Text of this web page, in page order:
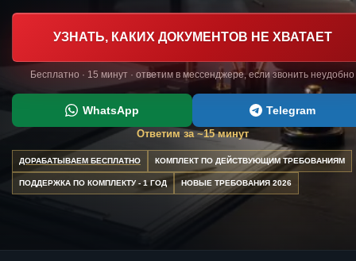
УЗНАТЬ, КАКИХ ДОКУМЕНТОВ НЕ ХВАТАЕТ
Бесплатно · 15 минут · ответим в мессенджере, если звонить неудобно
WhatsApp Telegram
Ответим за ~15 минут
ДОРАБАТЫВАЕМ БЕСПЛАТНО КОМПЛЕКТ ПО ДЕЙСТВУЮЩИМ ТРЕБОВАНИЯМ
ПОДДЕРЖКА ПО КОМПЛЕКТУ - 1 ГОД НОВЫЕ ТРЕБОВАНИЯ 2026